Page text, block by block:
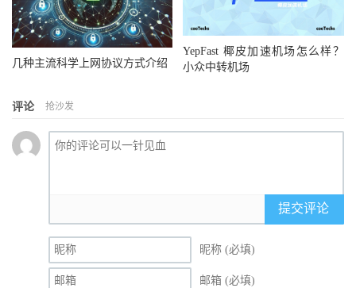
几种主流科学上网协议方式介绍
YepFast 椰皮加速机场怎么样？
小众中转机场
评论 抢沙发
提交评论
昵称 (必填)
邮箱 (必填)